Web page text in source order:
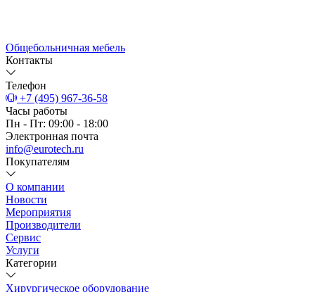
Общебольничная мебель
Контакты
Телефон
+7 (495) 967-36-58
Часы работы
Пн - Пт: 09:00 - 18:00
Электронная почта
info@eurotech.ru
Покупателям
О компании
Новости
Мероприятия
Производители
Сервис
Услуги
Категории
Хирургическое оборудование